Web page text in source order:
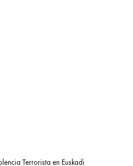
Terrorista en Euskadi